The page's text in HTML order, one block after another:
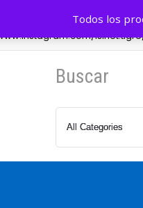
info@isinet.com.ar
Buscar
Todos los